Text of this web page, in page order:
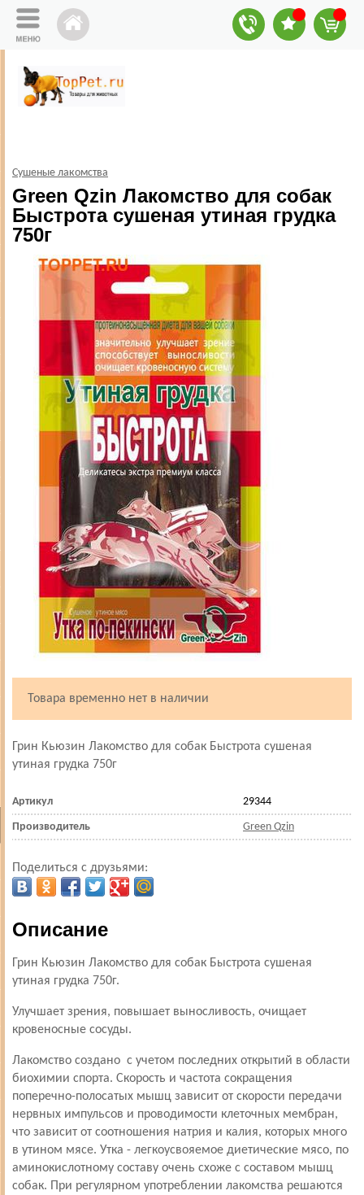
Сушеные лакомства
Green Qzin Лакомство для собак
Быстрота сушеная утиная грудка
750г
Товара временно нет в наличии
Грин Кьюзин Лакомство для собак Быстрота сушеная
утиная грудка 750г
Артикул 29344
Производитель Green Qzin
Поделиться с друзьями:
Описание
Грин Кьюзин Лакомство для собак Быстрота сушеная
утиная грудка 750г.
Улучшает зрения, повышает выносливость, очищает
кровеносные сосуды.
Лакомство создано с учетом последних открытий в области
биохимии спорта. Скорость и частота сокращения
поперечно-полосатых мышц зависит от скорости передачи
нервных импульсов и проводимости клеточных мембран,
что зависит от соотношения натрия и калия, которых много
в утином мясе. Утка - легкоусвояемое диетические мясо, по
аминокислотному составу очень схоже с составом мышц
собак. При регулярном употреблении лакомства решаются